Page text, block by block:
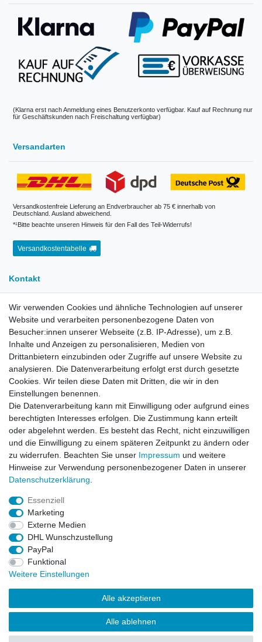
(Klarna erst nach Anmeldung eines Benutzerkonto verfügbar. Kauf auf Rechnung nur
für Geschäftskunden nach Freischaltung verfügbar)
Versandarten
Versandkostenfreie Lieferung an Endverbraucher ab 75 € innerhalb von
Deutschland. Ausland abweichend.
*¹Bitte beachte unseren Hinweis für den Fall des Teil-Widerrufs!
Versandkostentabelle
Kontakt
E-Mail:info[at]kreativplotter.de
Telefon:0202-87063640
Öffnungszeiten:
Montag bis Freitag von 8.30 - 15.30 Uhr
Kontaktformular
Informationen
Registrieren
Widerrufsrecht
Datenschutzerklärung
AGB
Impressum
Widerrufsbutton
Wir verwenden Cookies und ähnliche Technologien auf unserer
Website und verarbeiten personenbezogene Daten von
Besucher:innen unserer Webseite (z.B. IP-Adresse), um z.B.
Inhalte und Anzeigen zu personalisieren, Medien von
Drittanbietern einzubinden oder Zugriffe auf unsere Website zu
analysieren. Die Datenverarbeitung erfolgt erst durch gesetzte
Cookies. Wir teilen diese Daten mit Dritten, die wir in den
Einstellungen benennen.
Die Datenverarbeitung kann mit Einwilligung oder aufgrund eines
berechtigten Interesses erfolgen. Die Zustimmung kann erteilt
oder abgelehnt werden. Es besteht das Recht, nicht einzuwilligen
und die Einwilligung zu einem späteren Zeitpunkt zu ändern oder
zu widerrufen. Beachten Sie unser Impressum und weitere
Hinweise zur Verwendung personenbezogener Daten in unserer
Daten­schutz­erklärung
Essenziell
Marketing
Externe Medien
DHL Wunschzustellung
PayPal
Funktional
Weitere Einstellungen
Alle akzeptieren
Alle ablehnen